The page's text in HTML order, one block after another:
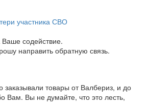
участника СВО
содействие.
направить обратную связь.
заказывали товары от Валбериз, и до
Вам. Вы не думайте, что это лесть,